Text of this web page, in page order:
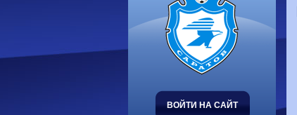
ВОЙТИ НА САЙТ